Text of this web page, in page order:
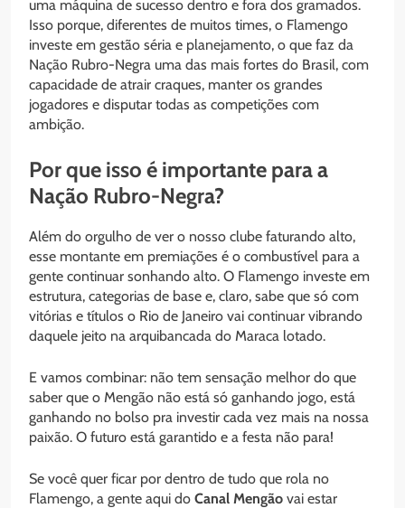
uma máquina de sucesso dentro e fora dos gramados.
Isso porque, diferentes de muitos times, o Flamengo
investe em gestão séria e planejamento, o que faz da
Nação Rubro-Negra uma das mais fortes do Brasil, com
capacidade de atrair craques, manter os grandes
jogadores e disputar todas as competições com
ambição.
Por que isso é importante para a
Nação Rubro-Negra?
Além do orgulho de ver o nosso clube faturando alto,
esse montante em premiações é o combustível para a
gente continuar sonhando alto. O Flamengo investe em
estrutura, categorias de base e, claro, sabe que só com
vitórias e títulos o Rio de Janeiro vai continuar vibrando
daquele jeito na arquibancada do Maraca lotado.
E vamos combinar: não tem sensação melhor do que
saber que o Mengão não está só ganhando jogo, está
ganhando no bolso pra investir cada vez mais na nossa
paixão. O futuro está garantido e a festa não para!
Se você quer ficar por dentro de tudo que rola no
Flamengo, a gente aqui do Canal Mengão vai estar